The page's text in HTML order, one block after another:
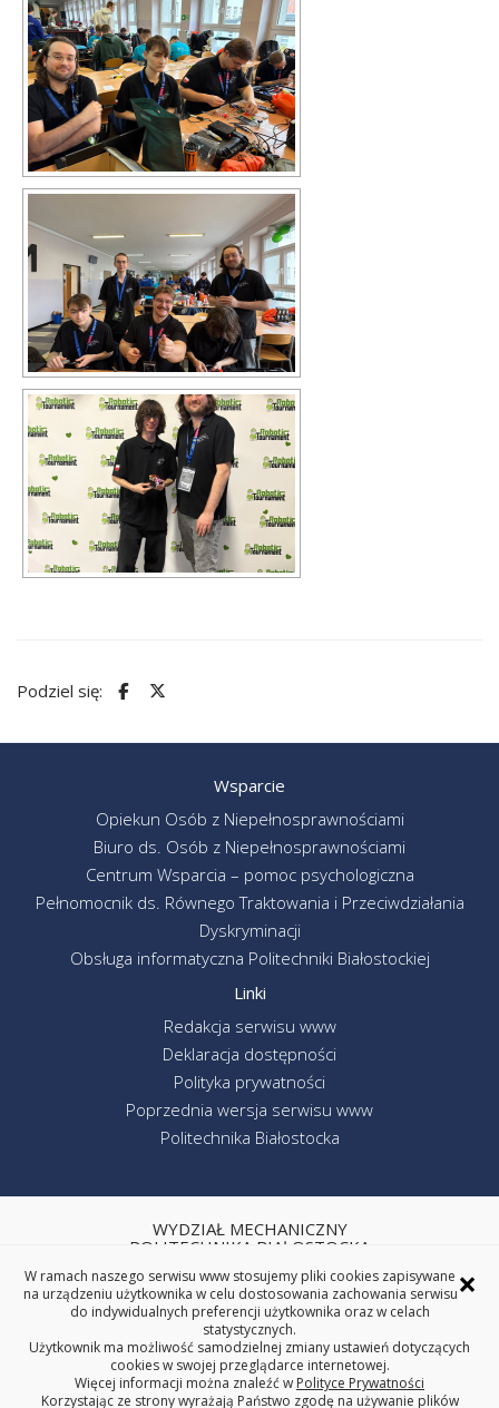
Podziel się:
Wsparcie
Opiekun Osób z Niepełnosprawnościami
Biuro ds. Osób z Niepełnosprawnościami
Centrum Wsparcia – pomoc psychologiczna
Pełnomocnik ds. Równego Traktowania i Przeciwdziałania
Dyskryminacji
Obsługa informatyczna Politechniki Białostockiej
Linki
Redakcja serwisu www
Deklaracja dostępności
Polityka prywatności
Poprzednia wersja serwisu www
Politechnika Białostocka
WYDZIAŁ MECHANICZNY
POLITECHNIKA BIAŁOSTOCKA
ul. Wiejska 45C, 15-351 Białystok
tel. centrala (85) 746-92-00
REGON: 000001672 NIP: 542-020-87-21
×
W ramach naszego serwisu www stosujemy pliki cookies zapisywane
na urządzeniu użytkownika w celu dostosowania zachowania serwisu
do indywidualnych preferencji użytkownika oraz w celach
statystycznych.
Użytkownik ma możliwość samodzielnej zmiany ustawień dotyczących
cookies w swojej przeglądarce internetowej.
Więcej informacji można znaleźć w Polityce Prywatności
Korzystając ze strony wyrażają Państwo zgodę na używanie plików